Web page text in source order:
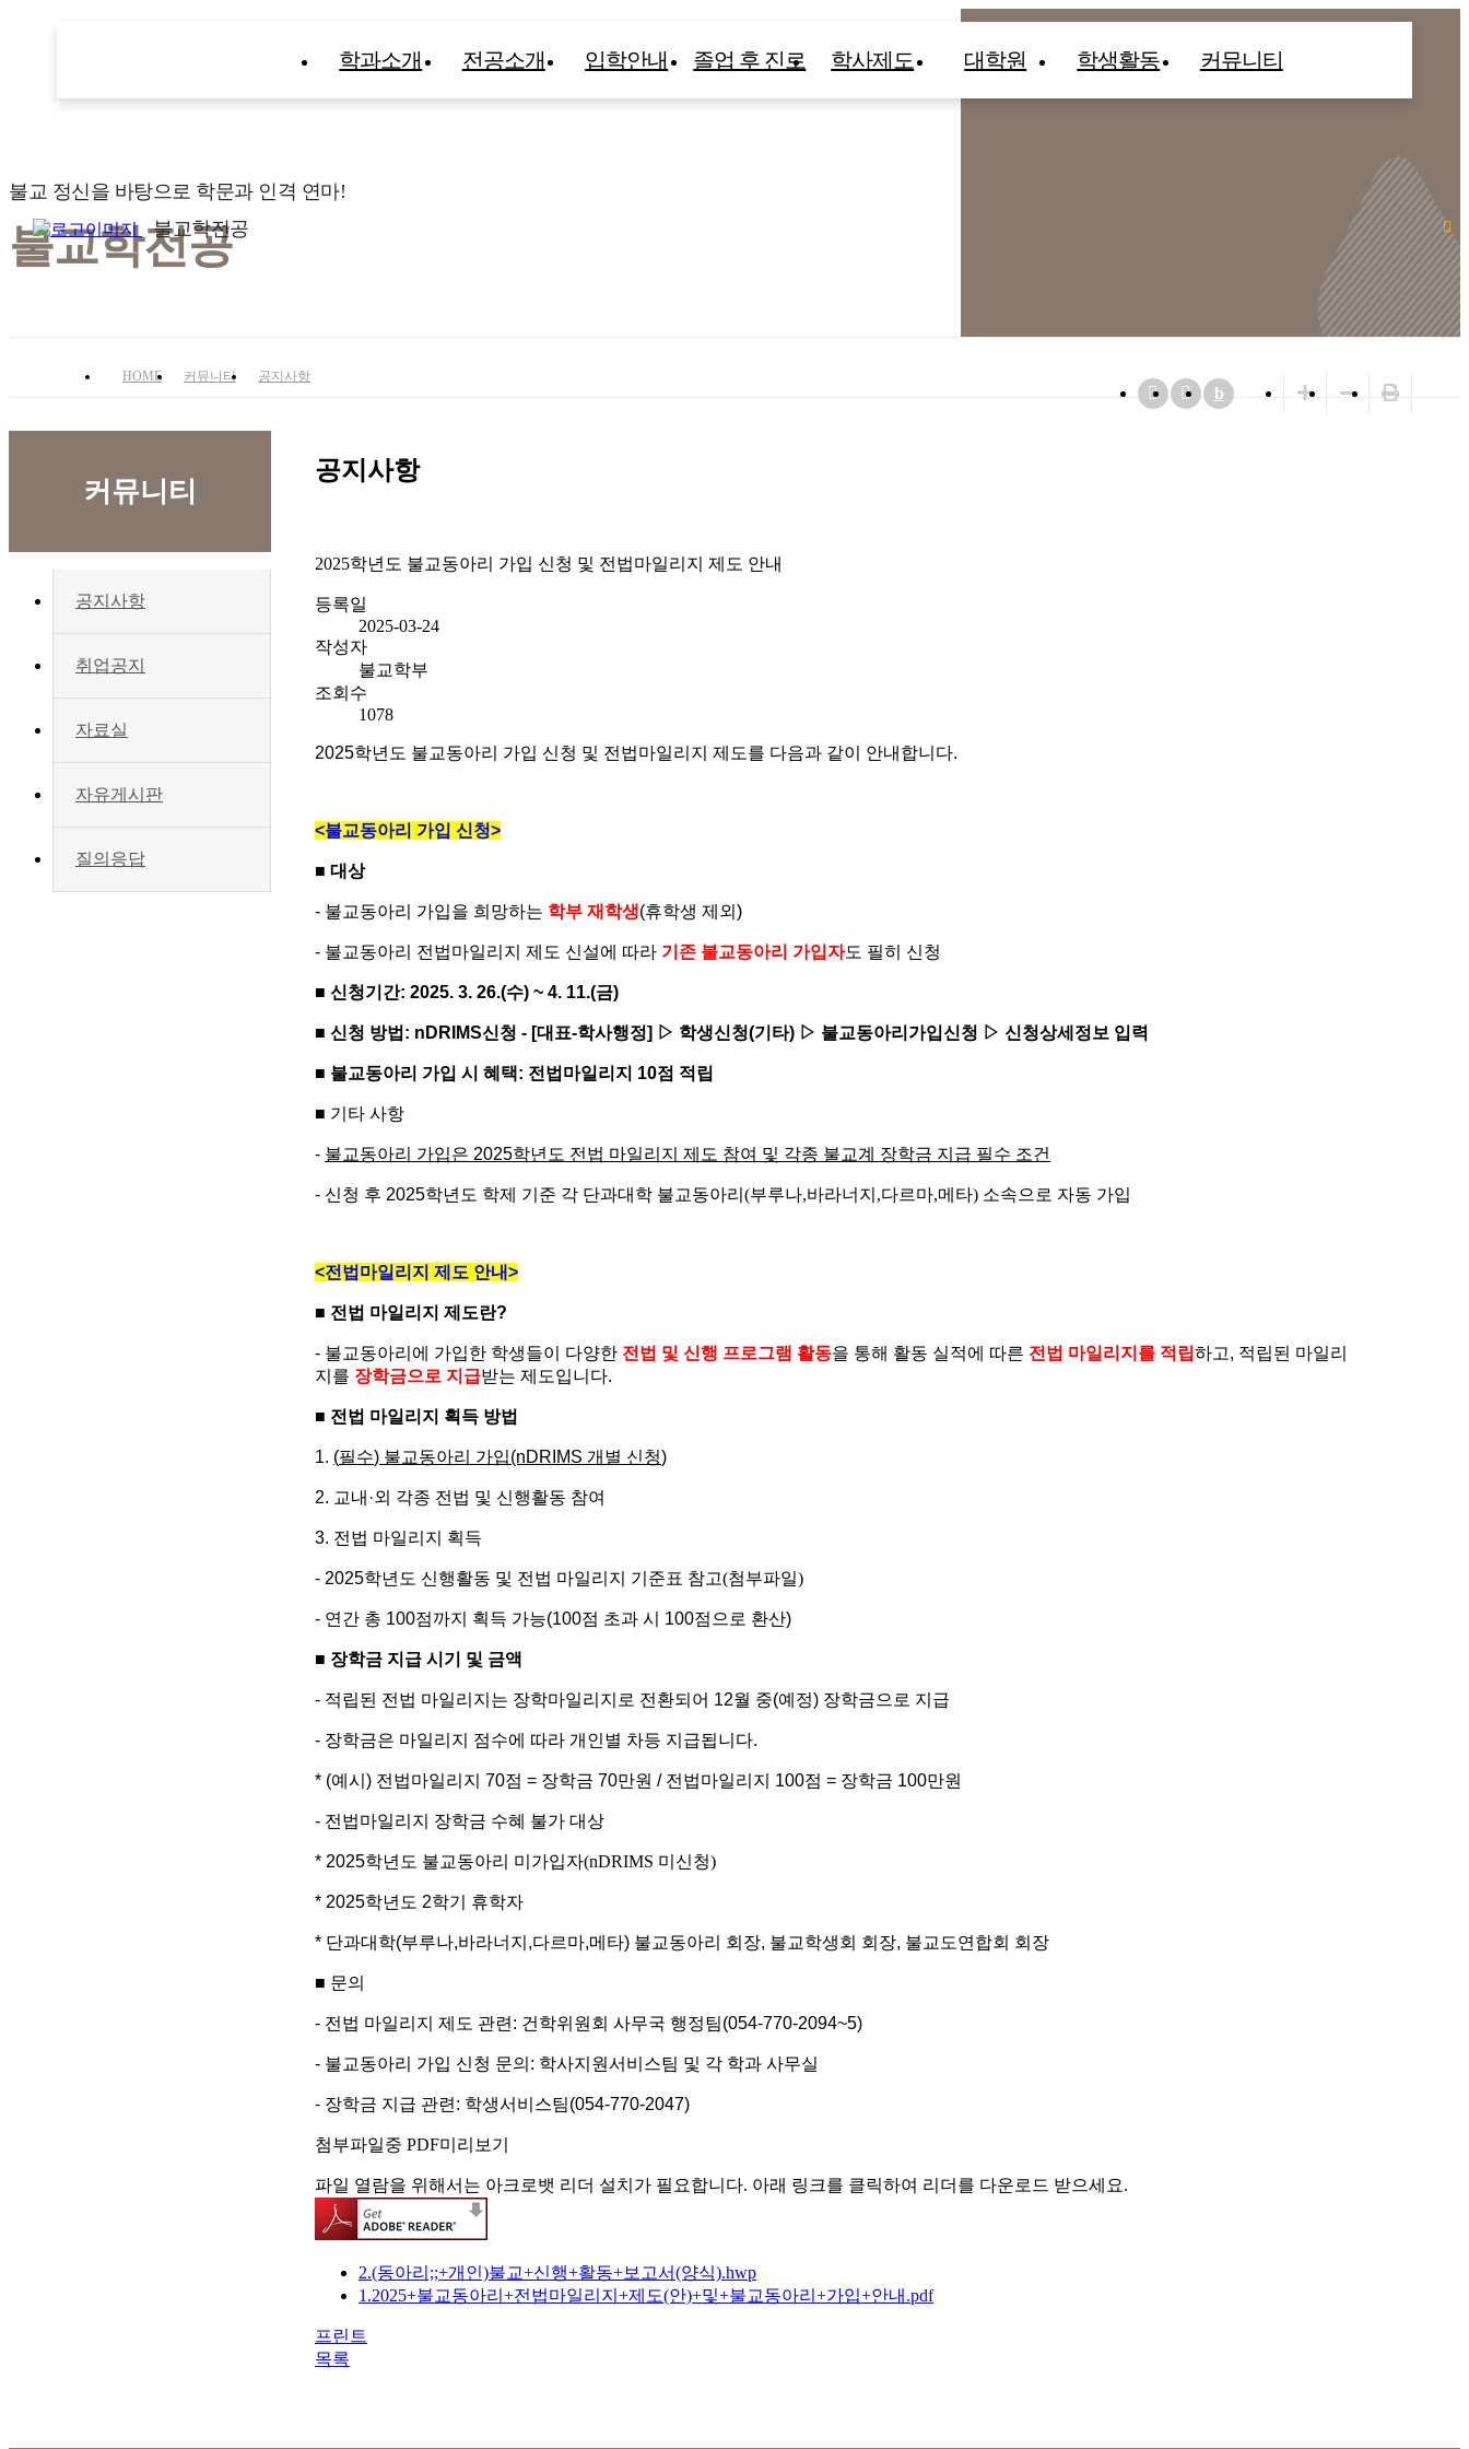
불교학전공
학과소개 전공소개 입학안내 졸업 후 진로 학사제도 대학원 학생활동 커뮤니티
불교 정신을 바탕으로 학문과 인격 연마!
불교학전공
HOME 커뮤니티 공지사항
b
커뮤니티
공지사항
취업공지
자료실
자유게시판
질의응답
공지사항
2025학년도 불교동아리 가입 신청 및 전법마일리지 제도 안내
등록일
2025-03-24
작성자
불교학부
조회수
1078
2025학년도 불교동아리 가입 신청 및 전법마일리지 제도를 다음과 같이 안내합니다.
<불교동아리 가입 신청>
■ 대상
- 불교동아리 가입을 희망하는 학부 재학생(휴학생 제외 )
- 불교동아리 전법마일리지 제도 신설에 따라 기존 불교동아리 가입자도 필히 신청
■ 신청기간: 2025. 3. 26.(수) ~ 4. 11.(금)
■ 신청 방법 : nDRIMS신청 - [대표-학사행정] ▷ 학생신청(기타) ▷ 불교동아리가입신청 ▷ 신청상세정보 입력
■ 불교동아리 가입 시 혜택: 전법마일리지 10점 적립
■ 기타 사항
- 불교동아리 가입은 2025학년도 전법 마일리지 제도 참여 및 각종 불교계 장학금 지급 필수 조건
- 신청 후 2025학년도 학제 기준 각 단과대학 불교동아리(부루나,바라너지,다르마,메타) 소속으로 자동 가입
<전법마일리지 제도 안내>
■ 전법 마일리지 제도란?
- 불교동아리에 가입한 학생들이 다양한 전법 및 신행 프로그램 활동을 통해 활동 실적에 따른 전법 마일리지를 적립하고, 적립된 마일리
지를 장학금으로 지급받는 제도입니다.
■ 전법 마일리지 획득 방법
1. (필수) 불교동아리 가입(nDRIMS 개별 신청)
2. 교내 ·외 각종 전법 및 신행활동 참여
3. 전법 마일리지 획득
- 2025학년도 신행활동 및 전법 마일리지 기준표 참고(첨부파일)
- 연간 총 100점까지 획득 가능(100점 초과 시 100점으로 환산)
■ 장학금 지급 시기 및 금액
- 적립된 전법 마일리지는 장학마일리지로 전환되어 12월 중(예정) 장학금으로 지급
- 장학금은 마일리지 점수에 따라 개인별 차등 지급됩니다.
* (예시 ) 전법마일리지 70점 = 장학금 70만원 / 전법마일리지 100점 = 장학금 100만원
- 전법마일리지 장학금 수혜 불가 대상
* 2025학년도 불교동아리 미가입자(nDRIMS 미신청)
* 2025학년도 2학기 휴학자
* 단과대학(부루나,바라너지 ,다르마,메타) 불교동아리 회장, 불교학생회 회장, 불교도연합회 회장
■ 문의
- 전법 마일리지 제도 관련 : 건학위원회 사무국 행정팀(054-770-2094~5)
- 불교동아리 가입 신청 문의 : 학사지원서비스팀 및 각 학과 사무실
- 장학금 지급 관련 : 학생서비스팀(054-770-2047)
첨부파일중 PDF미리보기
파일 열람을 위해서는 아크로뱃 리더 설치가 필요합니다. 아래 링크를 클릭하여 리더를 다운로드 받으세요.
2.(동아리;;+개인)불교+신행+활동+보고서(양식).hwp
1.2025+불교동아리+전법마일리지+제도(안)+및+불교동아리+가입+안내.pdf
프린트
목록